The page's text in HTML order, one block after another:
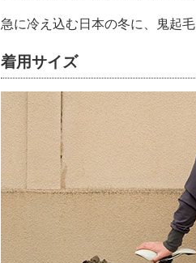
急に冷え込む日本の冬に、鬼起
着用サイズ